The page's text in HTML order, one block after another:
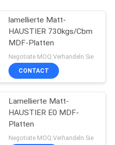
lamellierte Matt-
HAUSTIER 730kgs/Cbm
MDF-Platten
Negotiate MOQ:Verhandeln Sie
CONTACT
Lamellierte Matt-
HAUSTIER E0 MDF-
Platten
Negotiate MOQ:Verhandeln Sie